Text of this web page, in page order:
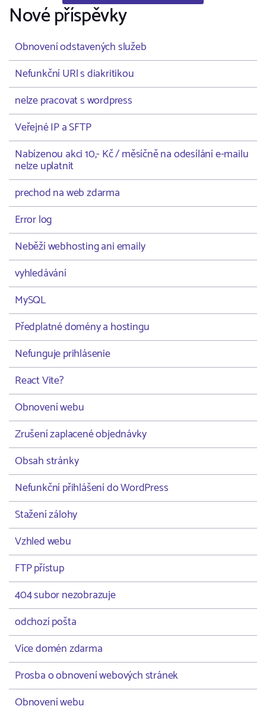
Nové příspěvky
Obnovení odstavených služeb
Nefunkční URl s diakritikou
nelze pracovat s wordpress
Veřejné IP a SFTP
Nabízenou akci 10,- Kč / měsíčně na odesílání e-mailu
nelze uplatnit
prechod na web zdarma
Error log
Neběží webhosting ani emaily
vyhledávání
MySQL
Předplatné domény a hostingu
Nefunguje prihlásenie
React Vite?
Obnovení webu
Zrušení zaplacené objednávky
Obsah stránky
Nefunkční přihlášení do WordPress
Stažení zálohy
Vzhled webu
FTP přístup
404 subor nezobrazuje
odchozí pošta
Více domén zdarma
Prosba o obnovení webových stránek
Obnovení webu